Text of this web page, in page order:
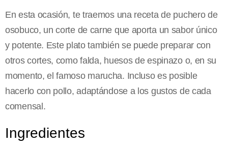
En esta ocasión, te traemos una receta de puchero de
osobuco, un corte de carne que aporta un sabor único
y potente. Este plato también se puede preparar con
otros cortes, como falda, huesos de espinazo o, en su
momento, el famoso marucha. Incluso es posible
hacerlo con pollo, adaptándose a los gustos de cada
comensal.
Ingredientes